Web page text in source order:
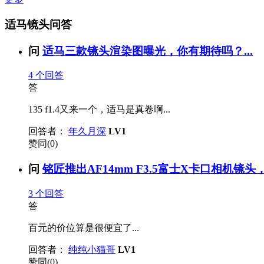
适马镜头问答
问 适马三款镜头渲染图曝光，你有期待吗？...
4 个回答
答
135 f1.4又来一个，适马是真卷啊...
回答者： 年久月深 LV1
赞同(0)
问 铭匠推出AF14mm F3.5富士X卡口相机镜头
3 个回答
答
百元的价位算是很便宜了...
回答者： 纯纯小猫哥 LV1
赞同(0)